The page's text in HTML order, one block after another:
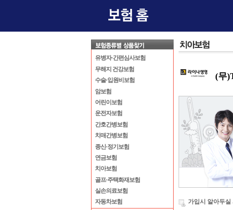
유병자·간편심사보험
무해지 건강보험
수술·입원비보험
암보험
어린이보험
운전자보험
간호간병보험
치매간병보험
종신·정기보험
연금보험
치아보험
골프·주택화재보험
실손의료보험
자동차보험
(무
가입시 알아두실